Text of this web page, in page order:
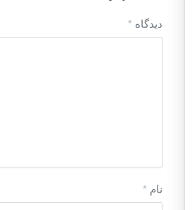
دیدگاه*
نام*